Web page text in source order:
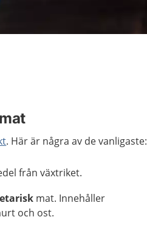
. Här är några av de vanligaste:
från växtriket.
mat. Innehåller
och ost.